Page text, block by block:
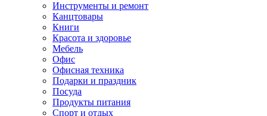
Инструменты и ремонт
Канцтовары
Книги
Красота и здоровье
Мебель
Офис
Офисная техника
Подарки и праздник
Посуда
Продукты питания
Спорт и отдых